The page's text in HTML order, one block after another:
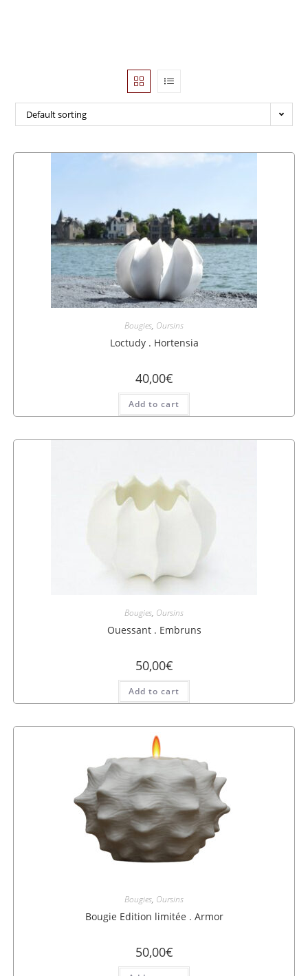
Default sorting
Bougies, Oursins
Loctudy . Hortensia
40,00€
Add to cart
Bougies, Oursins
Ouessant . Embruns
50,00€
Add to cart
Bougies, Oursins
Bougie Edition limitée . Armor
50,00€